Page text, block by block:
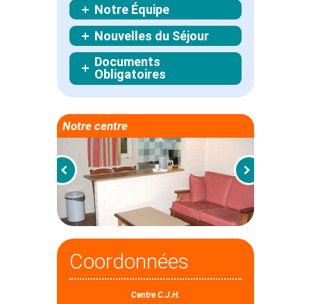
Notre Équipe
Nouvelles du Séjour
Documents
Obligatoires
Notre centre
Coordonnées
Centre C.J.H.